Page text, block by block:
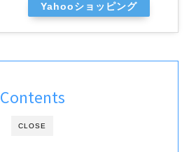
Yahooショッピング
CLOSE
Contents